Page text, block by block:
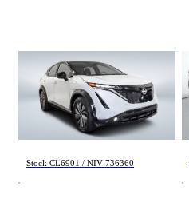
Nissan Ariya
EVOLVE 2024
35 150 km
41 995 $
Stock CL6901 / NIV 736360